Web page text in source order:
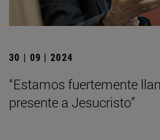
30 | 09 | 2024
“Estamos fuertemente
presente a Jesucristo”